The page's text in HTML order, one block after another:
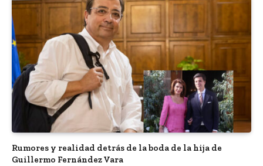
Rumores y realidad detrás de la boda de la hija de
Guillermo Fernández Vara